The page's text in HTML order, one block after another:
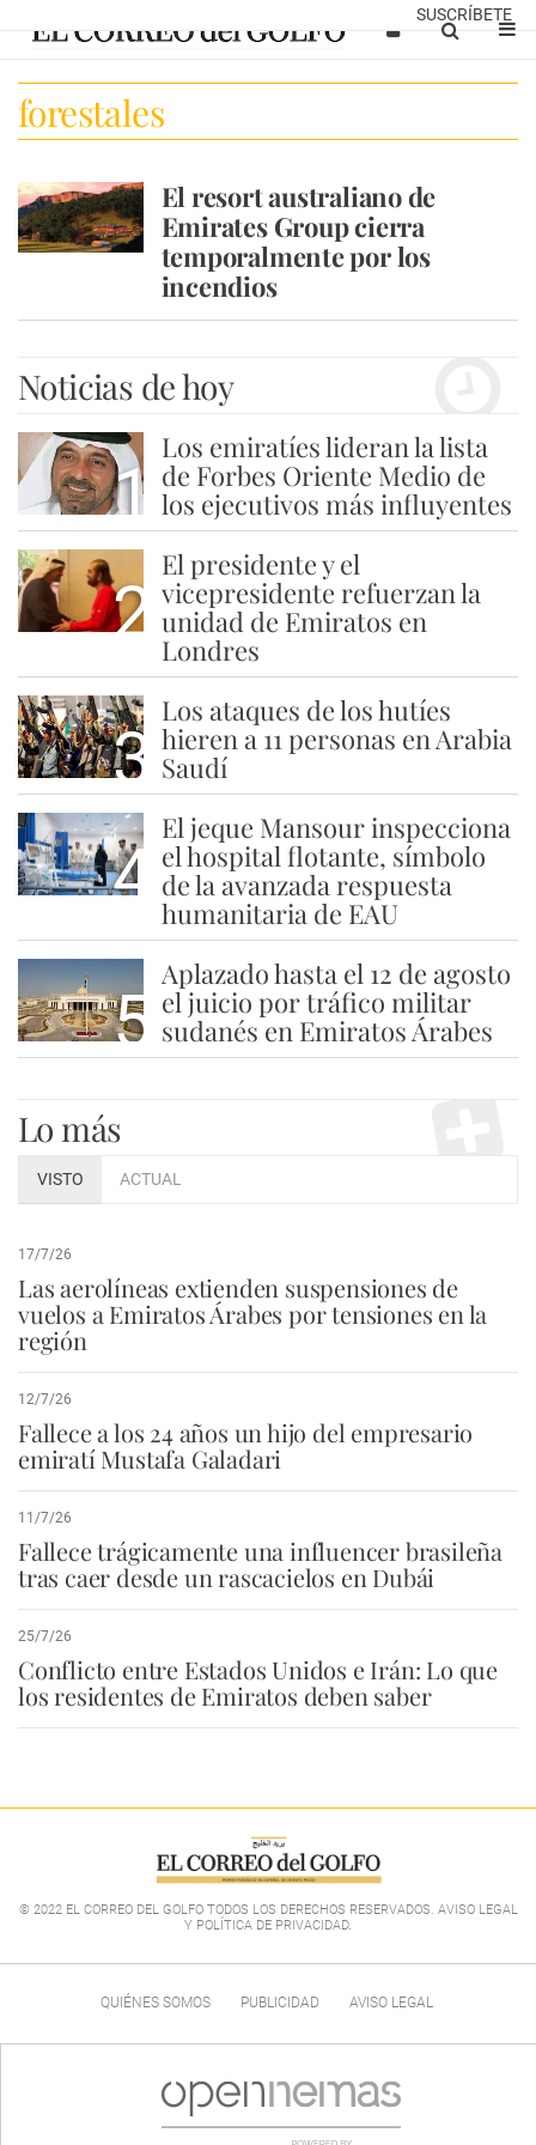
SUSCRÍBETE
forestales
El resort australiano de
Emirates Group cierra
temporalmente por los
incendios
Noticias de hoy
1
Los emiratíes lideran la lista
de Forbes Oriente Medio de
los ejecutivos más influyentes
2
El presidente y el
vicepresidente refuerzan la
unidad de Emiratos en
Londres
3
Los ataques de los hutíes
hieren a 11 personas en Arabia
Saudí
4
El jeque Mansour inspecciona
el hospital flotante, símbolo
de la avanzada respuesta
humanitaria de EAU
5
Aplazado hasta el 12 de agosto
el juicio por tráfico militar
sudanés en Emiratos Árabes
Lo más
VISTO ACTUAL
17/7/26
Las aerolíneas extienden suspensiones de
vuelos a Emiratos Árabes por tensiones en la
región
12/7/26
Fallece a los 24 años un hijo del empresario
emiratí Mustafa Galadari
11/7/26
Fallece trágicamente una influencer brasileña
tras caer desde un rascacielos en Dubái
25/7/26
Conflicto entre Estados Unidos e Irán: Lo que
los residentes de Emiratos deben saber
© 2022 EL CORREO DEL GOLFO TODOS LOS DERECHOS RESERVADOS. AVISO LEGAL
Y POLÍTICA DE PRIVACIDAD.
QUIÉNES SOMOS PUBLICIDAD AVISO LEGAL